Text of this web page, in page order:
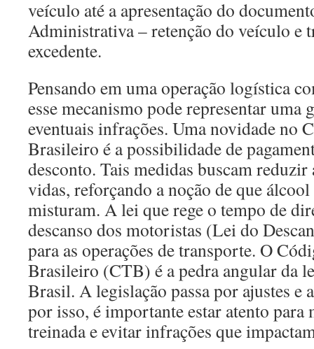
veículo até a apresentação do
Administrativa – retenção do veículo e
excedente.
Pensando em uma operação logística
esse mecanismo pode representar uma
eventuais infrações. Uma novidade no
Brasileiro é a possibilidade de
desconto. Tais medidas buscam reduzir
vidas, reforçando a noção de que álcool
misturam. A lei que rege o tempo de
descanso dos motoristas (Lei do
para as operações de transporte. O
Brasileiro (CTB) é a pedra angular da
Brasil. A legislação passa por ajustes e
por isso, é importante estar atento para
treinada e evitar infrações que